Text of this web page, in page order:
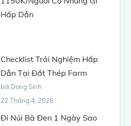
Hấp Dẫn
Checklist Trải Nghiệm Hấp
Dẫn Tại Đất Thép Farm
bởi Dong Sinh
22 Tháng 4, 2026
Đi Núi Bà Đen 1 Ngày Sao